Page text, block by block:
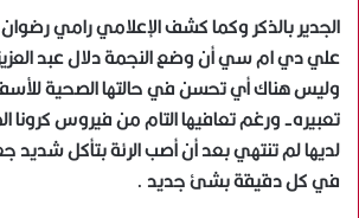
الجدير بالذكر وكما كشف الإعلامي رامي
علي دي ام سي أن وضع النجمة دلال عبد
وليس هناك أي تحسن في حالتها الصحية
تعبيره- ورغم تعافيها التام من فيروس كرونا
لديها لم تنتهي بعد أن أصب الرئة بتأكل شديد
في كل دقيقة بشئ جديد .